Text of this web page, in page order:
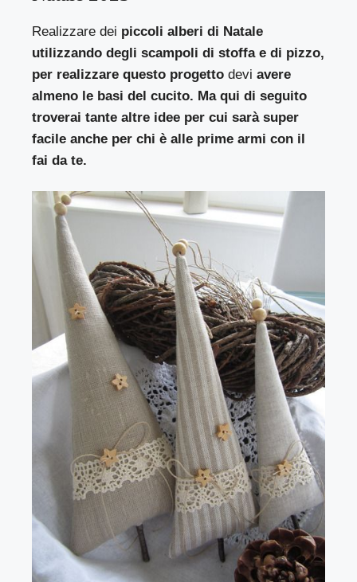
Realizzare dei piccoli alberi di Natale
utilizzando degli scampoli di stoffa e di pizzo,
per realizzare questo progettodeviavere
almeno le basi del cucito. Ma qui di seguito
troverai tante altre idee per cui sarà super
facile anche per chi è alle prime armi con il
fai da te.